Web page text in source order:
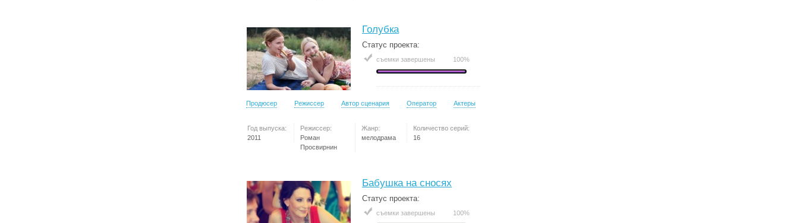
Голубка
Статус проекта:
съемки завершены 100%
Продюсер Режиссер Автор сценария Оператор Актеры
Год выпуска:
2011
Режиссер:
Роман
Просвирнин
Жанр:
мелодрама
Количество серий:
16
Бабушка на сносях
Статус проекта:
съемки завершены 100%